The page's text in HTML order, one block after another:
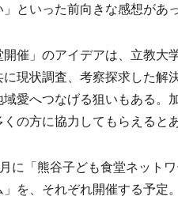
といった前向きな感想があっ
催」のアイデアは、立教大
現状調査、考察探求した解
愛へつなげる狙いもある。
の方に協力してもらえると
に「熊谷子ども食堂ネット
を、それぞれ開催する予定。